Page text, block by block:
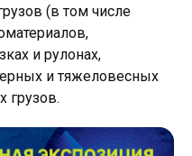
(в том числе
и рулонах,
и тяжеловесных
грузов.